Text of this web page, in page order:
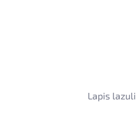
Lapis